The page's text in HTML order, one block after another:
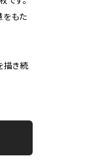
をもた
描き続